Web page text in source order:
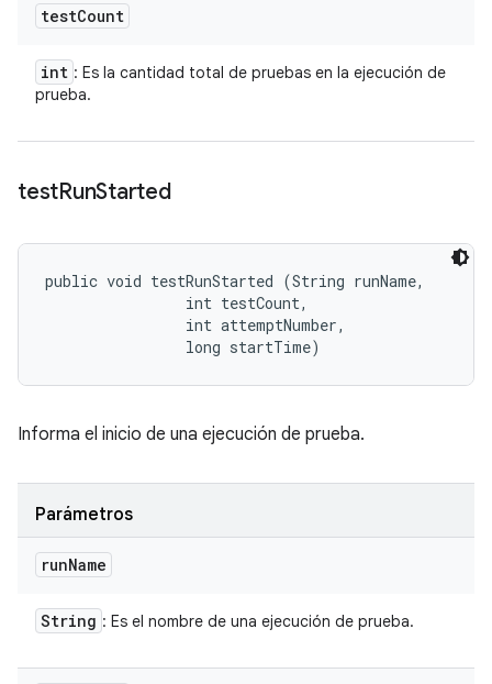
testCount
int : Es la cantidad total de pruebas en la ejecución de
prueba.
testRunStarted
public void testRunStarted (String runName,
                int testCount,
                int attemptNumber,
                long startTime)
Informa el inicio de una ejecución de prueba.
Parámetros
runName
String : Es el nombre de una ejecución de prueba.